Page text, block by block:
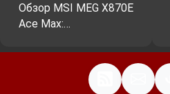
Обзор MSI MEG X870E
Ace Max:…